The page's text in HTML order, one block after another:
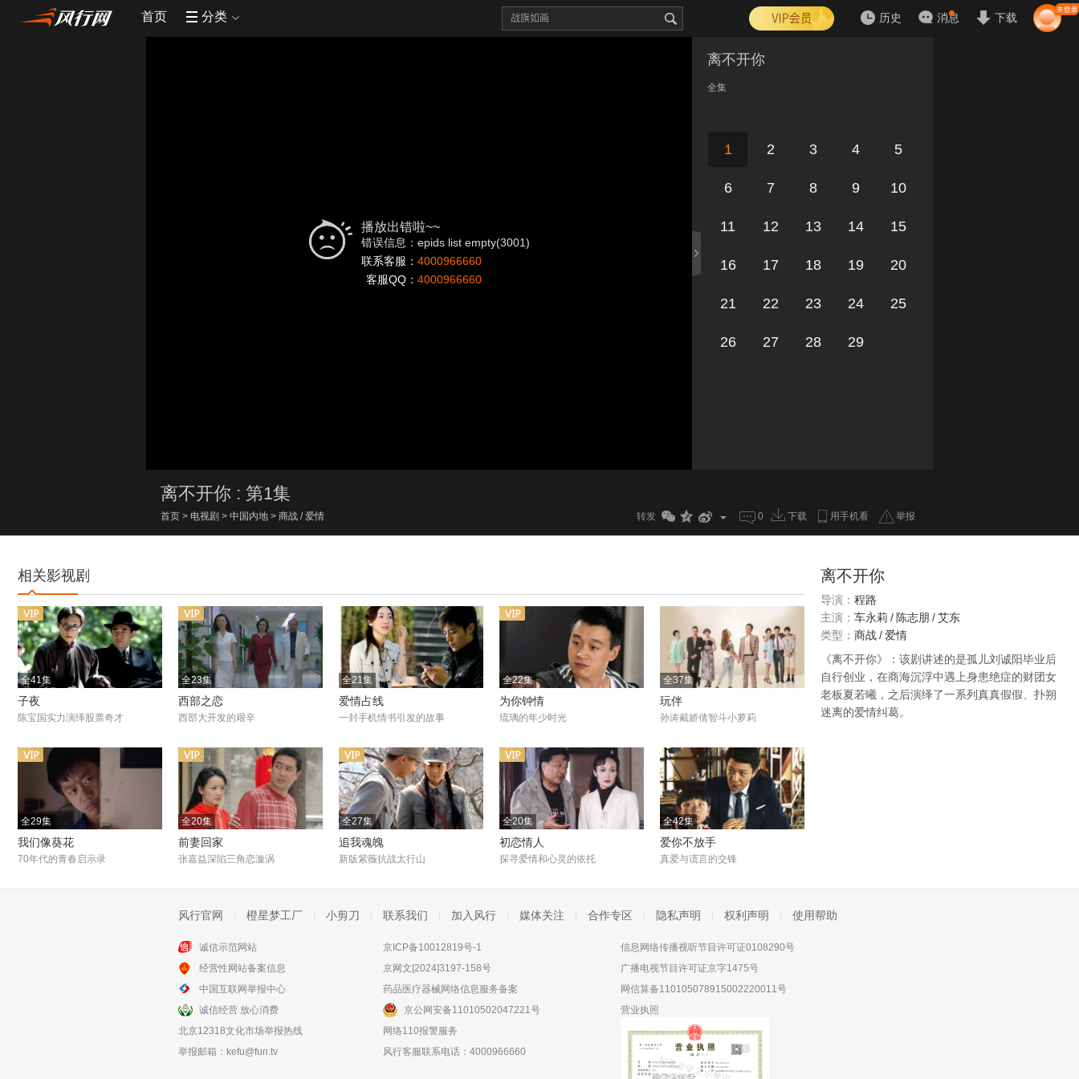
首页 分类 历史 消息 下载
播放出错啦~~
错误信息：epids list empty(3001)
联系客服： 4000966660
客服QQ： 4000966660
离不开你
全集
1 2 3 4 5
6 7 8 9 10
11 12 13 14 15
16 17 18 19 20
21 22 23 24 25
26 27 28 29
离不开你 : 第1集
首页 > 电视剧 > 中国内地 > 商战 / 爱情 转发 0 下载 用手机看 举报
相关影视剧
全41集
子夜
陈宝国实力演绎股票奇才
全23集
西部之恋
西部大开发的艰辛
全21集
爱情占线
一封手机情书引发的故事
全22集
为你钟情
琉璃的年少时光
全37集
玩伴
孙涛戴娇倩智斗小萝莉
全29集
我们像葵花
70年代的青春启示录
全20集
前妻回家
张嘉益深陷三角恋漩涡
全27集
追我魂魄
新版紫薇抗战太行山
全20集
初恋情人
探寻爱情和心灵的依托
全42集
爱你不放手
真爱与谎言的交锋
全21集
愤怒的蝴蝶
离不开你
导演： 程路
主演： 车永莉 / 陈志朋 /艾东
类型： 商战/ 爱情
《离不开你》：该剧讲述的是孤儿刘诚阳毕业后
自行创业，在商海沉浮中遇上身患绝症的财团女
老板夏若曦，之后演绎了一系列真真假假、扑朔
迷离的爱情纠葛。
风行官网 橙星梦工厂 小剪刀 联系我们 加入风行 媒体关注 合作专区 隐私声明 权利声明 使用帮助
诚信示范网站
经营性网站备案信息
中国互联网举报中心
诚信经营 放心消费
北京12318文化市场举报热线
举报邮箱： kefu@fun.tv
京ICP备10012819号-1
京网文[2024]3197-158号
药品医疗器械网络信息服务备案
京公网安备11010502047221号
网络110报警服务
风行客服联系电话：4000966660
信息网络传播视听节目许可证0108290号
广播电视节目许可证京字1475号
网信算备110105078915002220011号
营业执照